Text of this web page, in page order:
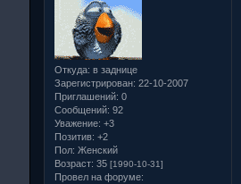
Откуда: в заднице
Зарегистрирован: 22-10-2007
Приглашений: 0
Сообщений: 92
Уважение: +3
Позитив: +2
Пол: Женский
Возраст: 35[1990-10-31]
Провел на форуме: